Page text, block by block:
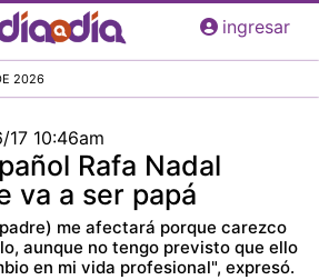
Pasar
al
principal
ingresar
2026
10:46am
Rafa Nadal
va a ser papá
me afectará porque carezco
aunque no tengo previsto que ello
en mi vida profesional", expresó.